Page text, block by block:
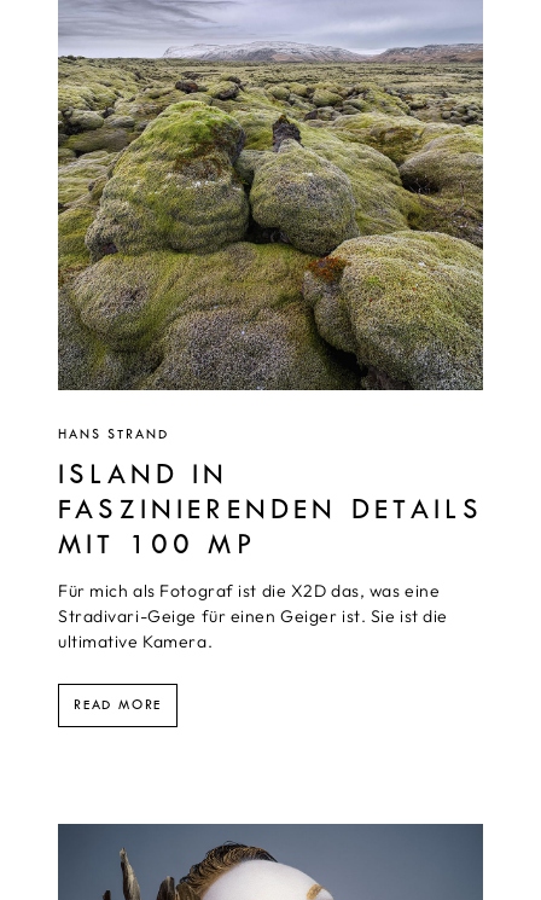
HANS STRAND
ISLAND IN
FASZINIERENDEN DETAILS
MIT 100 MP
Für mich als Fotograf ist die X2D das, was eine
Stradivari-Geige für einen Geiger ist. Sie ist die
ultimative Kamera.
READ MORE